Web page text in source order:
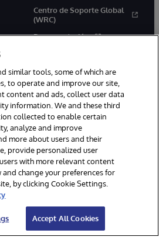
Centro de Soporte Global
(WRC)
Documentación
Boston, MA. Todos los
Declaración de privacidad
Accesibilidad
similar tools, some of which are
to operate and improve our site,
content and ads, collect user data
information. We and these third
collected to enable certain
analyze and improve
more about users and their
provide personalized user
with more relevant content
and change your preferences for
by clicking Cookie Settings.
Accept All Cookies